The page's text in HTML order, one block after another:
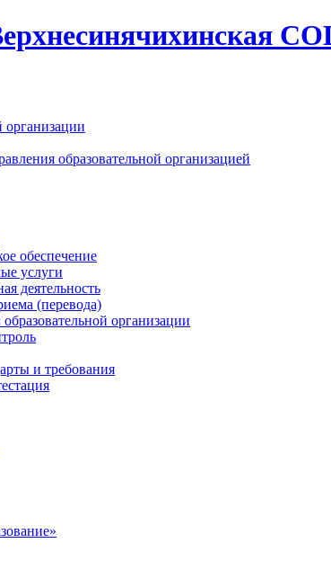
организации
образовательной организацией
обеспечение
услуги
деятельность
(перевода)
организации
и требования